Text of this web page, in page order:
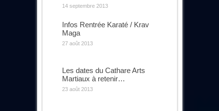
14 septembre 2013
Infos Rentrée Karaté / Krav
Maga
27 août 2013
Les dates du Cathare Arts
Martiaux à retenir…
23 août 2013